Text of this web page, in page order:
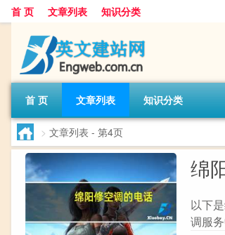
首 页 文章列表 知识分类
首 页 文章列表 知识分类
> 文章列表 - 第4页
绵
以下
调服